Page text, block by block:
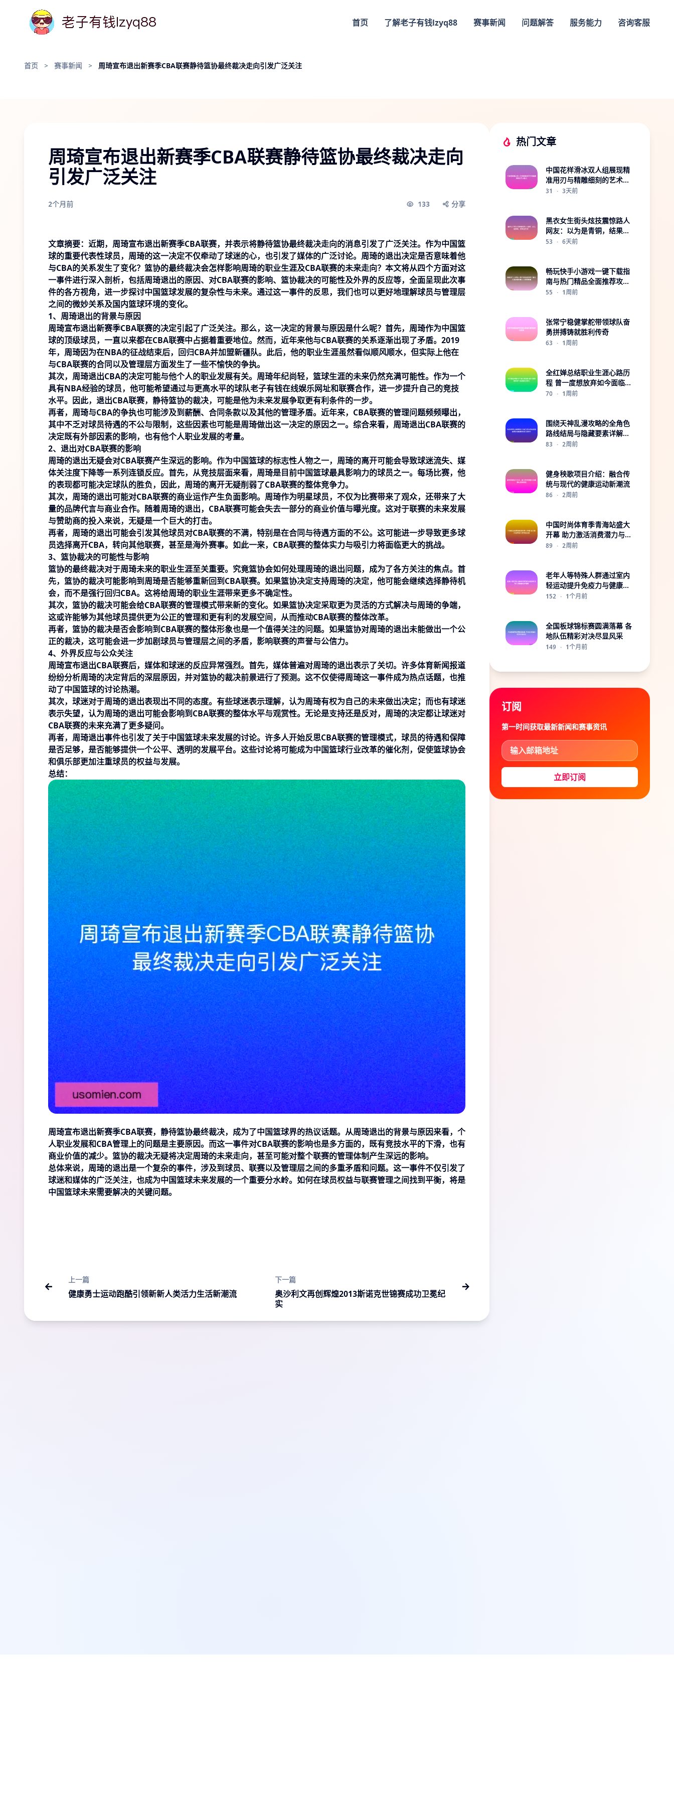
首页 了解老子有钱lzyq88 赛事新闻 问题解答 服务能力 咨询客服
首页 > 赛事新闻 > 周琦宣布退出新赛季CBA联赛静待篮协最终裁决走向引发广泛关注
周琦宣布退出新赛季CBA联赛静待篮协最终裁决走向
引发广泛关注
2个月前 133 分享
文章摘要：近期，周琦宣布退出新赛季CBA联赛，并表示将静待篮协最终裁决走向的消息引发了广泛关注。作为中国篮
球的重要代表性球员，周琦的这一决定不仅牵动了球迷的心，也引发了媒体的广泛讨论。周琦的退出决定是否意味着他
与CBA的关系发生了变化？篮协的最终裁决会怎样影响周琦的职业生涯及CBA联赛的未来走向？本文将从四个方面对这
一事件进行深入剖析，包括周琦退出的原因、对CBA联赛的影响、篮协裁决的可能性及外界的反应等，全面呈现此次事
件的各方视角，进一步探讨中国篮球发展的复杂性与未来。通过这一事件的反思，我们也可以更好地理解球员与管理层
之间的微妙关系及国内篮球环境的变化。
1、周琦退出的背景与原因
周琦宣布退出新赛季CBA联赛的决定引起了广泛关注。那么，这一决定的背景与原因是什么呢？首先，周琦作为中国篮
球的顶级球员，一直以来都在CBA联赛中占据着重要地位。然而，近年来他与CBA联赛的关系逐渐出现了矛盾。2019
年，周琦因为在NBA的征战结束后，回归CBA并加盟新疆队。此后，他的职业生涯虽然看似顺风顺水，但实际上他在
与CBA联赛的合同以及管理层方面发生了一些不愉快的争执。
其次，周琦退出CBA的决定可能与他个人的职业发展有关。周琦年纪尚轻，篮球生涯的未来仍然充满可能性。作为一个
具有NBA经验的球员，他可能希望通过与更高水平的球队老子有钱在线娱乐网址和联赛合作，进一步提升自己的竞技
水平。因此，退出CBA联赛，静待篮协的裁决，可能是他为未来发展争取更有利条件的一步。
再者，周琦与CBA的争执也可能涉及到薪酬、合同条款以及其他的管理矛盾。近年来，CBA联赛的管理问题频频曝出，
其中不乏对球员待遇的不公与限制，这些因素也可能是周琦做出这一决定的原因之一。综合来看，周琦退出CBA联赛的
决定既有外部因素的影响，也有他个人职业发展的考量。
2、退出对CBA联赛的影响
周琦的退出无疑会对CBA联赛产生深远的影响。作为中国篮球的标志性人物之一，周琦的离开可能会导致球迷流失、媒
体关注度下降等一系列连锁反应。首先，从竞技层面来看，周琦是目前中国篮球最具影响力的球员之一。每场比赛，他
的表现都可能决定球队的胜负，因此，周琦的离开无疑削弱了CBA联赛的整体竞争力。
其次，周琦的退出可能对CBA联赛的商业运作产生负面影响。周琦作为明星球员，不仅为比赛带来了观众，还带来了大
量的品牌代言与商业合作。随着周琦的退出，CBA联赛可能会失去一部分的商业价值与曝光度。这对于联赛的未来发展
与赞助商的投入来说，无疑是一个巨大的打击。
再者，周琦的退出可能会引发其他球员对CBA联赛的不满，特别是在合同与待遇方面的不公。这可能进一步导致更多球
员选择离开CBA，转向其他联赛，甚至是海外赛事。如此一来，CBA联赛的整体实力与吸引力将面临更大的挑战。
3、篮协裁决的可能性与影响
篮协的最终裁决对于周琦未来的职业生涯至关重要。究竟篮协会如何处理周琦的退出问题，成为了各方关注的焦点。首
先，篮协的裁决可能影响到周琦是否能够重新回到CBA联赛。如果篮协决定支持周琦的决定，他可能会继续选择静待机
会，而不是强行回归CBA。这将给周琦的职业生涯带来更多不确定性。
其次，篮协的裁决可能会给CBA联赛的管理模式带来新的变化。如果篮协决定采取更为灵活的方式解决与周琦的争端，
这或许能够为其他球员提供更为公正的管理和更有利的发展空间，从而推动CBA联赛的整体改革。
再者，篮协的裁决是否会影响到CBA联赛的整体形象也是一个值得关注的问题。如果篮协对周琦的退出未能做出一个公
正的裁决，这可能会进一步加剧球员与管理层之间的矛盾，影响联赛的声誉与公信力。
4、外界反应与公众关注
周琦宣布退出CBA联赛后，媒体和球迷的反应异常强烈。首先，媒体普遍对周琦的退出表示了关切。许多体育新闻报道
纷纷分析周琦的决定背后的深层原因，并对篮协的裁决前景进行了预测。这不仅使得周琦这一事件成为热点话题，也推
动了中国篮球的讨论热潮。
其次，球迷对于周琦的退出表现出不同的态度。有些球迷表示理解，认为周琦有权为自己的未来做出决定；而也有球迷
表示失望，认为周琦的退出可能会影响到CBA联赛的整体水平与观赏性。无论是支持还是反对，周琦的决定都让球迷对
CBA联赛的未来充满了更多疑问。
再者，周琦退出事件也引发了关于中国篮球未来发展的讨论。许多人开始反思CBA联赛的管理模式，球员的待遇和保障
是否足够，是否能够提供一个公平、透明的发展平台。这些讨论将可能成为中国篮球行业改革的催化剂，促使篮球协会
和俱乐部更加注重球员的权益与发展。
总结：
周琦宣布退出新赛季CBA联赛，静待篮协最终裁决，成为了中国篮球界的热议话题。从周琦退出的背景与原因来看，个
人职业发展和CBA管理上的问题是主要原因。而这一事件对CBA联赛的影响也是多方面的，既有竞技水平的下滑，也有
商业价值的减少。篮协的裁决无疑将决定周琦的未来走向，甚至可能对整个联赛的管理体制产生深远的影响。
总体来说，周琦的退出是一个复杂的事件，涉及到球员、联赛以及管理层之间的多重矛盾和问题。这一事件不仅引发了
球迷和媒体的广泛关注，也成为中国篮球未来发展的一个重要分水岭。如何在球员权益与联赛管理之间找到平衡，将是
中国篮球未来需要解决的关键问题。
上一篇
健康勇士运动跑酷引领新新人类活力生活新潮流
下一篇
奥沙利文再创辉煌2013斯诺克世锦赛成功卫冕纪
实
热门文章
中国花样滑冰双人组展现精
准用刃与精雕细刻的艺术魅
力
31 · 3天前
黑衣女生街头炫技震惊路人
网友：以为是青铜，结果是
王者！
53 · 6天前
畅玩快手小游戏一键下载指
南与热门精品全面推荐攻略
大全速攻略集
55 · 1周前
张常宁稳健掌舵带领球队奋
勇拼搏铸就胜利传奇
63 · 1周前
全红婵总结职业生涯心路历
程 曾一度想放弃如今面临职
业低谷
70 · 1周前
围绕天神乱漫攻略的全角色
路线结局与隐藏要素详解真
结局达成条件
83 · 2周前
健身秧歌项目介绍：融合传
统与现代的健康运动新潮流
86 · 2周前
中国时尚体育季青海站盛大
开幕 助力激活消费潜力与市
场发展
89 · 2周前
老年人等特殊人群通过室内
轻运动提升免疫力与健康保
护策略
152 · 1个月前
全国板球锦标赛圆满落幕 各
地队伍精彩对决尽显风采
149 · 1个月前
订阅
第一时间获取最新新闻和赛事资讯
立即订阅